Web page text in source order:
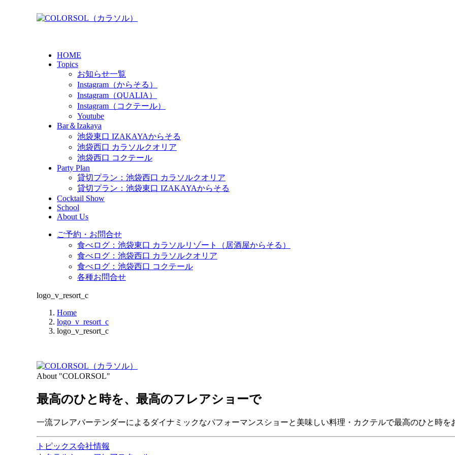
HOME
Topics
お知らせ一覧
Instagram（からそる）
Instagram（QUALIA）
Instagram（コクテール）
Youtube
Bar＆Izakaya
池袋東口 IZAKAYAからそる
池袋西口 カラソルクオリア
池袋西口 コクテール
Party Plan
貸切プラン：池袋西口 カラソルクオリア
貸切プラン：池袋東口 IZAKAYAからそる
Cocktail Show
School
About Us
ご予約・お問合せ
食べログ：池袋東口 カラソルリゾート（居酒屋からそる）
食べログ：池袋西口 カラソルクオリア
食べログ：池袋西口 コクテール
各種お問合せ
logo_v_resort_c
Home
logo_v_resort_c
logo_v_resort_c
About "COLORSOL"
最高のひと時を、 最高のフレアショーで
一流フレアバーテンダーによるダイナミックなパフォーマンスショーと美味しい料理・カクテルで最高のひと時を
トピックス会社情報